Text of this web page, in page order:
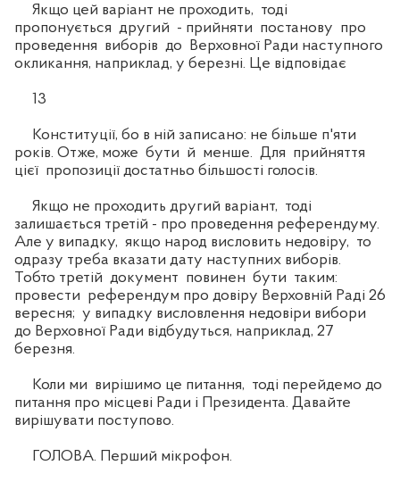
Якщо цей варіант не проходить, тоді
пропонується другий - прийняти постанову про
проведення виборів до Верховної Ради наступного
окликання, наприклад, у березні. Це відповідає
13
Конституції, бо в ній записано: не більше п'яти
років. Отже, може бути й менше. Для прийняття
цієї пропозиції достатньо більшості голосів.
Якщо не проходить другий варіант, тоді
залишається третій - про проведення референдуму.
Але у випадку, якщо народ висловить недовіру, то
одразу треба вказати дату наступних виборів.
Тобто третій документ повинен бути таким:
провести референдум про довіру Верховній Раді 26
вересня; у випадку висловлення недовіри вибори
до Верховної Ради відбудуться, наприклад, 27
березня.
Коли ми вирішимо це питання, тоді перейдемо до
питання про місцеві Ради і Президента. Давайте
вирішувати поступово.
ГОЛОВА. Перший мікрофон.